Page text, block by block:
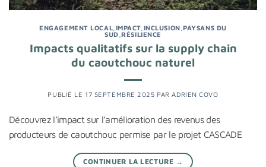
ENGAGEMENT LOCAL IMPACT INCLUSION ,PAYSANS DU
SUD ,RÉSILIENCE
Impacts qualitatifs sur la supply chain
du caoutchouc naturel
PUBLIÉ LE 17 SEPTEMBRE 2025 PARADRIEN COVO
Découvrez l’impact sur l’amélioration des revenus des
producteurs de caoutchouc permise par le projet CASCADE
CONTINUER LA LECTURE →